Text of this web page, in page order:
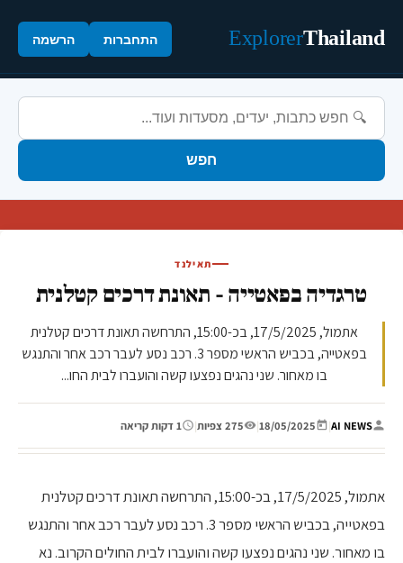
Thailand
Explorer התחברות הרשמה
חפש
תאילנד
טרגדיה בפאטייה - תאונת דרכים קטלנית
אתמול, 17/5/2025, בכ-15:00, התרחשה תאונת דרכים קטלנית
בפאטייה, בכביש הראשי מספר 3. רכב נסע לעבר רכב אחר והתנגש
בו מאחור. שני נהגים נפצעו קשה והועברו לבית החו...
AI NEWS
|
18/05/2025
| 275 צפיות | 1 דקות קריאה
אתמול, 17/5/2025, בכ-15:00, התרחשה תאונת דרכים קטלנית
בפאטייה, בכביש הראשי מספר 3. רכב נסע לעבר רכב אחר והתנגש
בו מאחור. שני נהגים נפצעו קשה והועברו לבית החולים הקרוב. נא